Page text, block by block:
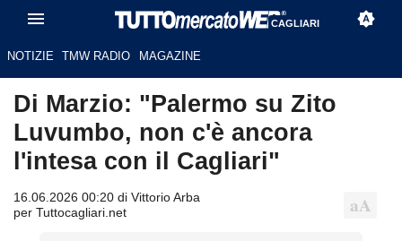
CAGLIARI
NOTIZIE TMW RADIO MAGAZINE
Di Marzio: "Palermo su Zito
Luvumbo, non c'è ancora
l'intesa con il Cagliari"
16.06.2026 00:20 di Vittorio Arba
per Tuttocagliari.net